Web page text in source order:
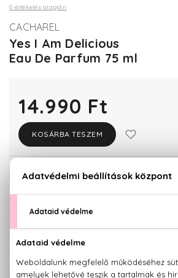
0 értékelés alapján
CACHAREL
Yes I Am Delicious
Eau De Parfum 75 ml
14.990 Ft
KOSÁRBA TESZEM
KISZERELÉS KIVÁLASZTÁSA
KAPCSOLÓDÓ TERMÉKEK